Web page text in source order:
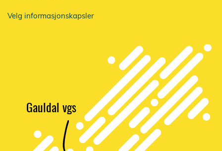
Velg informasjonskapsler
Gauldal vgs